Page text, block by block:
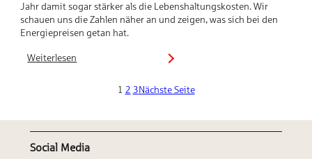
Jahr damit sogar stärker als die Lebenshaltungskosten. Wir
schauen uns die Zahlen näher an und zeigen, was sich bei den
Energiepreisen getan hat.
Weiterlesen
:
bedeutet
sie
1 2 3Nächste Seite
Social Media